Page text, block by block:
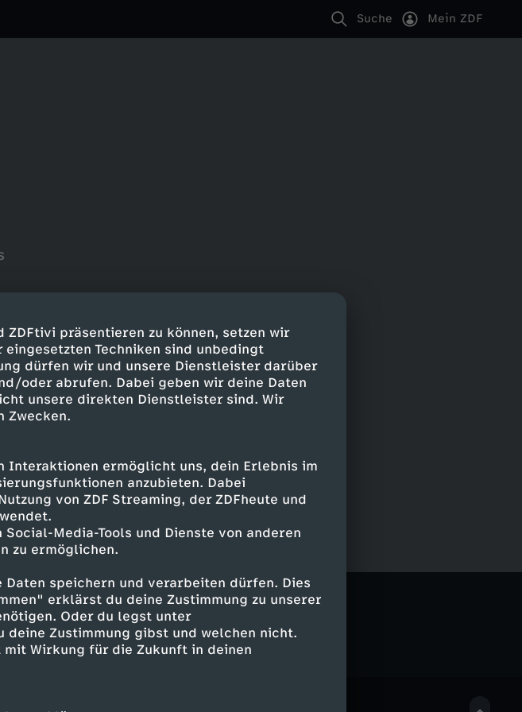
ZDFtivi präsentieren zu können, setzen wir
Techniken sind unbedingt
dürfen wir und unsere Dienstleister darüber
oder abrufen. Dabei geben wir deine Daten
unsere direkten Dienstleister sind. Wir
Zwecken.
Interaktionen ermöglicht uns, dein Erlebnis im
anzubieten. Dabei
von ZDF Streaming, der ZDFheute und
Social-Media-Tools und Dienste von anderen
zu ermöglichen.
speichern und verarbeiten dürfen. Dies
erklärst du deine Zustimmung zu unserer
Oder du legst unter
Zustimmung gibst und welchen nicht.
Wirkung für die Zukunft in deinen
Suche Mein ZDF